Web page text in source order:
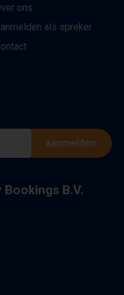
ons
als spreker
aanmelden
B.V.